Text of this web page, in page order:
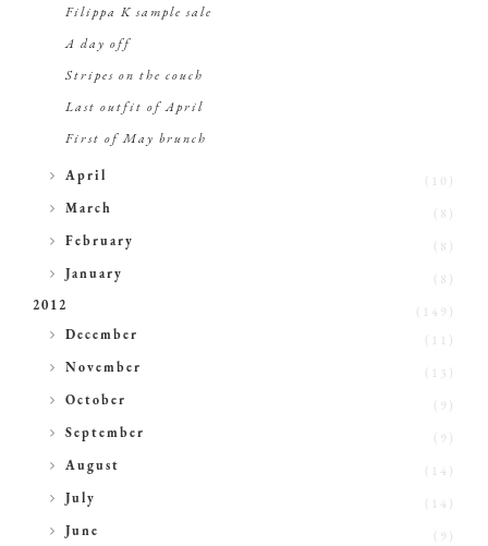
Filippa K sample sale
A day off
Stripes on the couch
Last outfit of April
First of May brunch
► April
(10)
►
March
(8)
►
February
(8)
►
January
(8)
2012
(149)
►
December
►
November
(13)
►
October
(9)
►
September
(9)
►
August
(14)
►
July
(14)
►
June
(9)